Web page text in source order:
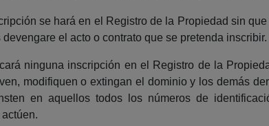
se hará en el Registro de la Propiedad sin
devengare el acto o contrato que se pretenda inscribir.
ninguna inscripción en el Registro de la
modifiquen o extingan el dominio y los demás
en aquellos todos los números de